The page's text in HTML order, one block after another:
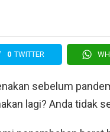
0 TWITTER
sebelum
lagi? Anda tidak